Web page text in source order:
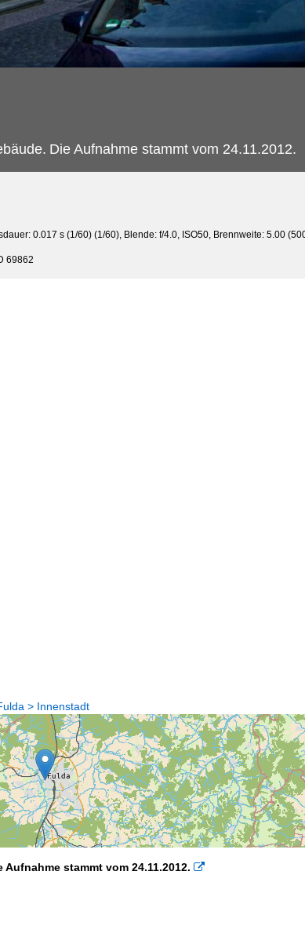
Die Aufnahme stammt vom 24.11.2012.
0.017 s (1/60) (1/60), Blende: f/4.0, ISO50, Brennweite: 5.00
69862
> Innenstadt
stammt vom 24.11.2012. 